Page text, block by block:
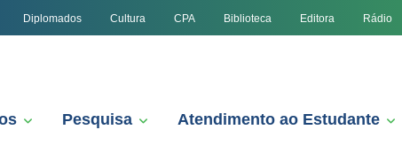
Diplomados Cultura CPA Biblioteca Editora Rádio
Pesquisa Atendimento ao Estudante